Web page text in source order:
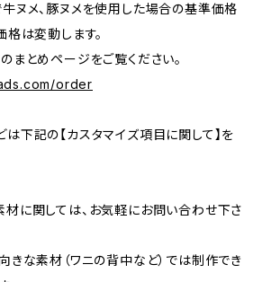
ヌメ、豚ヌメを使用した場合の基準価格
格は変動します。
まとめページをご覧ください。
order
下記の【カスタマイズ項目に関して】を
に関しては、お気軽にお問い合わせ下さ
きな素材（ワニの背中など）では制作でき